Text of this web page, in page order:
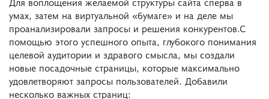
умах, затем на виртуальной «бумаге» и на деле мы
проанализировали запросы и решения конкурентов.С
помощью этого успешного опыта, глубокого понимания
целевой аудитории и здравого смысла, мы создали
новые посадочные страницы, которые максимально
удовлетворяют запросы пользователей. Добавили
несколько важных страниц: